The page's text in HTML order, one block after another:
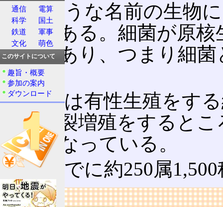
似たような名前の生物
類」がある。細菌が原
生物であり、つまり細
る。
最近では有性生殖をす
菌は分裂増殖をすると
違いとなっている。
現在までに約250属
リンク
通信
電算
科学
国土
鉄道
軍事
文化
萌色
このサイトについて
趣旨・概要
参加の案内
ダウンロード